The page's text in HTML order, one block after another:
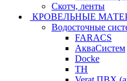
Скотч, ленты
КРОВЕЛЬНЫЕ
Водосточные
FARACS
АкваСистем
Docke
ТН